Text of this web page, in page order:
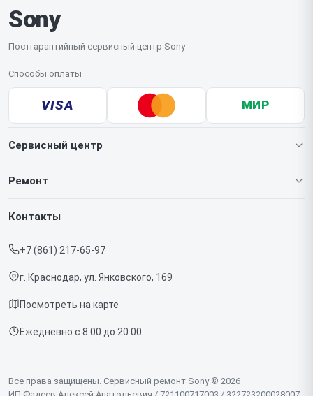
Sony
Постгарантийный сервисный центр Sony
Способы оплаты
VISA МИР
Сервисный центр
О нашем сервисе
Срочный ремонт
Доставка и способы оплаты
Диагностика
Контакты
Ремонт
Игровых приставок
Контакты
+7 (861) 217-65-97
г. Краснодар, ул. Янковского, 169
Посмотреть на карте
Ежедневно с 8:00 до 20:00
Все права защищены. Сервисный ремонт Sony © 2026
ИП Фадеев Алексей Анатольевич / 721100717003 / 322723200028007